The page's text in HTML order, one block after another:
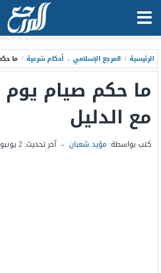
الرئيسية / المرجع الإسلامي ، أحكام شرعية / ما
ما حكم صيام يوم
مع الدليل
كتب بواسطة: مؤيد شعبان – آخر تحديث: 2 يونيو 2026 - 10:57م